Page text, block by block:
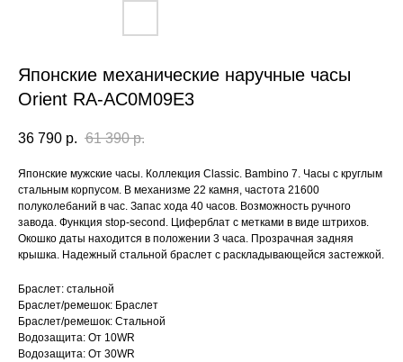
Японские механические наручные часы
Orient RA-AC0M09E3
36 790 р. 61 390 р.
Японские мужские часы. Коллекция Classic. Bambino 7. Часы с круглым
стальным корпусом. В механизме 22 камня, частота 21600
полуколебаний в час. Запас хода 40 часов. Возможность ручного
завода. Функция stop-second. Циферблат с метками в виде штрихов.
Окошко даты находится в положении 3 часа. Прозрачная задняя
крышка. Надежный стальной браслет с раскладывающейся застежкой.
Браслет: стальной
Браслет/ремешок: Браслет
Браслет/ремешок: Стальной
Водозащита: От 10WR
Водозащита: От 30WR